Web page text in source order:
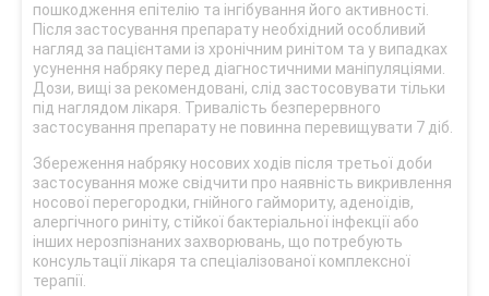
пошкодження епітелію та інгібування його активності.
Після застосування препарату необхідний особливий
нагляд за пацієнтами із хронічним ринітом та у випадках
усунення набряку перед діагностичними маніпуляціями.
Дози, вищі за рекомендовані, слід застосовувати тільки
під наглядом лікаря. Тривалість безперервного
застосування препарату не повинна перевищувати 7 діб.
Збереження набряку носових ходів після третьої доби
застосування може свідчити про наявність викривлення
носової перегородки, гнійного гаймориту, аденоїдів,
алергічного риніту, стійкої бактеріальної інфекції або
інших нерозпізнаних захворювань, що потребують
консультації лікаря та спеціалізованої комплексної
терапії.